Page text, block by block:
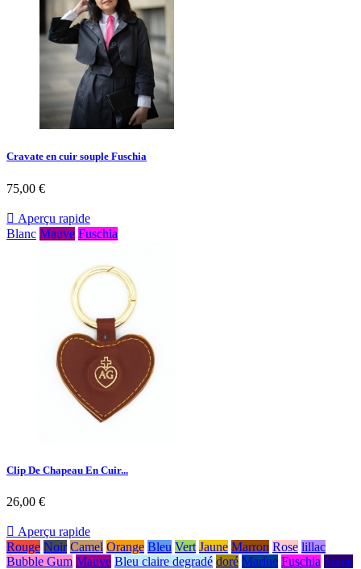
Cravate en cuir souple Fuschia
75,00 €
 Aperçu rapide
Blanc Mauve Fuschia
Clip De Chapeau En Cuir...
26,00 €
 Aperçu rapide
Rouge Noir Camel Orange Bleu Vert Jaune Marron Rose lillac
Bubble Gum Mauve Bleu claire degradé doré Marine Fuschia prune